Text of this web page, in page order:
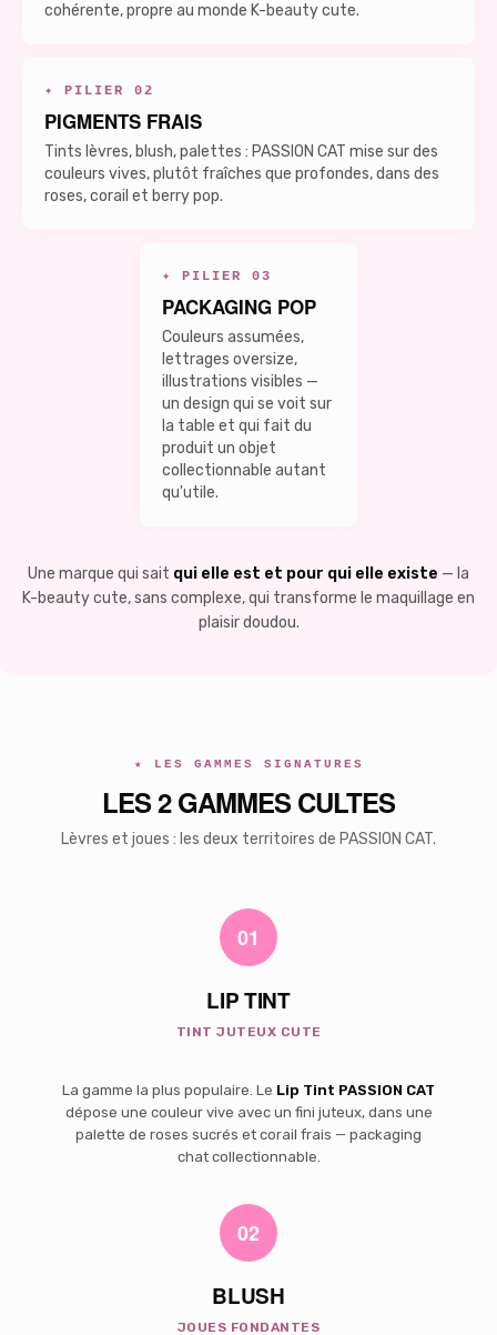
cohérente, propre au monde K-beauty cute.
✦ PILIER 02
PIGMENTS FRAIS
Tints lèvres, blush, palettes : PASSION CAT mise sur des
couleurs vives, plutôt fraîches que profondes, dans des
roses, corail et berry pop.
✦ PILIER 03
PACKAGING POP
Couleurs assumées,
lettrages oversize,
illustrations visibles —
un design qui se voit sur
la table et qui fait du
produit un objet
collectionnable autant
qu'utile.
Une marque qui sait qui elle est et pour qui elle existe — la
K-beauty cute, sans complexe, qui transforme le maquillage en
plaisir doudou.
★ LES GAMMES SIGNATURES
LES 2 GAMMES CULTES
Lèvres et joues : les deux territoires de PASSION CAT.
01
LIP TINT
TINT JUTEUX CUTE
La gamme la plus populaire. Le Lip Tint PASSION CAT
dépose une couleur vive avec un fini juteux, dans une
palette de roses sucrés et corail frais — packaging
chat collectionnable.
02
BLUSH
JOUES FONDANTES